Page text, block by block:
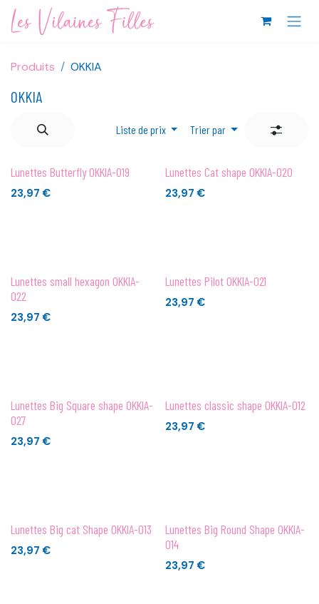
Se rendre au contenu
Produits OKKIA
OKKIA
Liste de prix Trier par
Lunettes Butterfly OKKIA-019
23,97 €
Lunettes Cat shape OKKIA-020
23,97 €
Lunettes small hexagon OKKIA-
022
23,97 €
Lunettes Pilot OKKIA-021
23,97 €
Lunettes Big Square shape OKKIA-
027
23,97 €
Lunettes classic shape OKKIA-012
23,97 €
Lunettes Big cat Shape OKKIA-013
23,97 €
Lunettes Big Round Shape OKKIA-
014
23,97 €